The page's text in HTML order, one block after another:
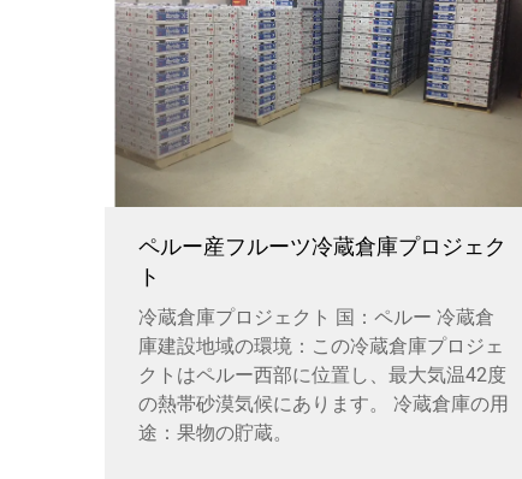
ペルー産フルーツ冷蔵倉庫プロジェク
ト
冷蔵倉庫プロジェクト 国：ペルー 冷蔵倉
庫建設地域の環境：この冷蔵倉庫プロジェ
クトはペルー西部に位置し、最大気温42度
の熱帯砂漠気候にあります。 冷蔵倉庫の用
途：果物の貯蔵。